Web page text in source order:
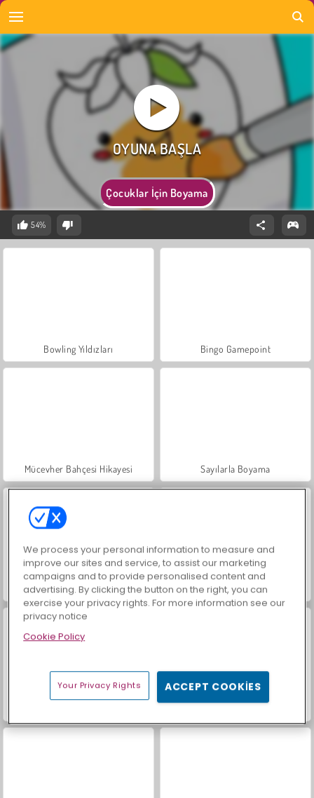
Çocuklar İçin Boyama
54%
Bowling Yıldızları Bingo Gamepoint
Mücevher Bahçesi Hikayesi Sayılarla Boyama
Skribbl.Io Bowling Ustası
We process your personal information to measure and
improve our sites and service, to assist our marketing
campaigns and to provide personalised content and
advertising. By clicking the button on the right, you can
exercise your privacy rights. For more information see our
privacy notice
Cookie Policy
Your Privacy Rights ACCEPT COOKIES